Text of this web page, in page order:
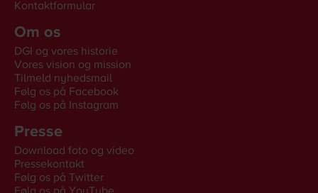
Kontaktformular
Om os
DGI og vores historie
Vores vision og mission
Tilmeld nyhedsmail
Følg os på Facebook
Følg os på Instagram
Presse
Download foto og video
Pressekontakt
Følg os på Twitter